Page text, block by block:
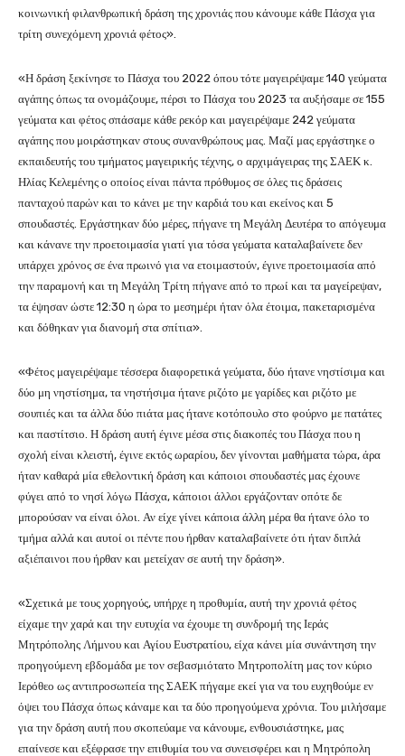
κοινωνική φιλανθρωπική δράση της χρονιάς που κάνουμε κάθε Πάσχα για
τρίτη συνεχόμενη χρονιά φέτος».
«Η δράση ξεκίνησε το Πάσχα του 2022 όπου τότε μαγειρέψαμε 140 γεύματα
αγάπης όπως τα ονομάζουμε, πέρσι το Πάσχα του 2023 τα αυξήσαμε σε 155
γεύματα και φέτος σπάσαμε κάθε ρεκόρ και μαγειρέψαμε 242 γεύματα
αγάπης που μοιράστηκαν στους συνανθρώπους μας. Μαζί μας εργάστηκε ο
εκπαιδευτής του τμήματος μαγειρικής τέχνης, ο αρχιμάγειρας της ΣΑΕΚ κ.
Ηλίας Κελεμένης ο οποίος είναι πάντα πρόθυμος σε όλες τις δράσεις
πανταχού παρών και το κάνει με την καρδιά του και εκείνος και 5
σπουδαστές. Εργάστηκαν δύο μέρες, πήγανε τη Μεγάλη Δευτέρα το απόγευμα
και κάνανε την προετοιμασία γιατί για τόσα γεύματα καταλαβαίνετε δεν
υπάρχει χρόνος σε ένα πρωινό για να ετοιμαστούν, έγινε προετοιμασία από
την παραμονή και τη Μεγάλη Τρίτη πήγανε από το πρωί και τα μαγείρεψαν,
τα έψησαν ώστε 12:30 η ώρα το μεσημέρι ήταν όλα έτοιμα, πακεταρισμένα
και δόθηκαν για διανομή στα σπίτια».
«Φέτος μαγειρέψαμε τέσσερα διαφορετικά γεύματα, δύο ήτανε νηστίσιμα και
δύο μη νηστίσημα, τα νηστήσιμα ήτανε ριζότο με γαρίδες και ριζότο με
σουπιές και τα άλλα δύο πιάτα μας ήτανε κοτόπουλο στο φούρνο με πατάτες
και παστίτσιο. Η δράση αυτή έγινε μέσα στις διακοπές του Πάσχα που η
σχολή είναι κλειστή, έγινε εκτός ωραρίου, δεν γίνονται μαθήματα τώρα, άρα
ήταν καθαρά μία εθελοντική δράση και κάποιοι σπουδαστές μας έχουνε
φύγει από το νησί λόγω Πάσχα, κάποιοι άλλοι εργάζονταν οπότε δε
μπορούσαν να είναι όλοι. Αν είχε γίνει κάποια άλλη μέρα θα ήτανε όλο το
τμήμα αλλά και αυτοί οι πέντε που ήρθαν καταλαβαίνετε ότι ήταν διπλά
αξιέπαινοι που ήρθαν και μετείχαν σε αυτή την δράση».
«Σχετικά με τους χορηγούς, υπήρχε η προθυμία, αυτή την χρονιά φέτος
είχαμε την χαρά και την ευτυχία να έχουμε τη συνδρομή της Ιεράς
Μητρόπολης Λήμνου και Αγίου Ευστρατίου, είχα κάνει μία συνάντηση την
προηγούμενη εβδομάδα με τον σεβασμιότατο Μητροπολίτη μας τον κύριο
Ιερόθεο ως αντιπροσωπεία της ΣΑΕΚ πήγαμε εκεί για να του ευχηθούμε εν
όψει του Πάσχα όπως κάναμε και τα δύο προηγούμενα χρόνια. Του μιλήσαμε
για την δράση αυτή που σκοπεύαμε να κάνουμε, ενθουσιάστηκε, μας
επαίνεσε και εξέφρασε την επιθυμία του να συνεισφέρει και η Μητρόπολη